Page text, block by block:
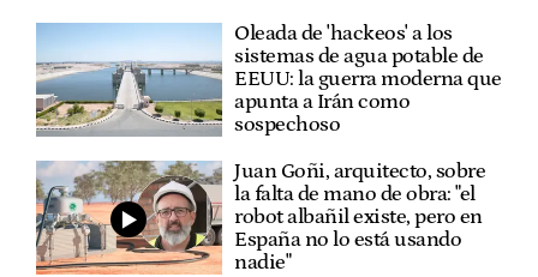
Oleada de 'hackeos' a los
sistemas de agua potable de
EEUU: la guerra moderna que
apunta a Irán como
sospechoso
Juan Goñi, arquitecto, sobre
la falta de mano de obra: "el
robot albañil existe, pero en
España no lo está usando
nadie"